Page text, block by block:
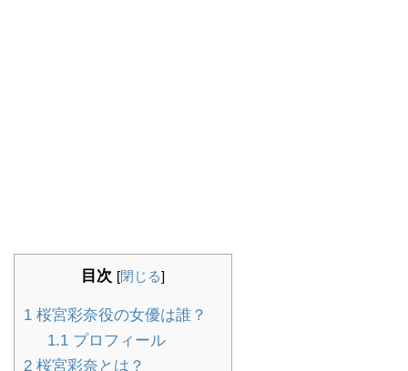
目次 [閉じる]
1 桜宮彩奈役の女優は誰？
1.1プロフィール
2 桜宮彩奈とは？